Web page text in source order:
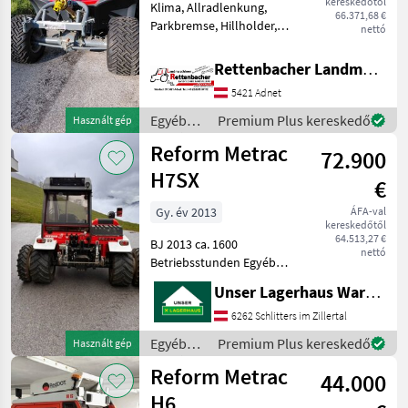
Használt gép
66.371,68 €
nettó
Klima, Allradlenkung,
Parkbremse, Hillholder,
Terraräder 31x15, 50-15
Ohne Zwillingsräder
Üzemanyag: Egyéb
mezőgazdasági erőgépek
Kéttengel
Rettenbacher Landmaschinen
5421 Adnet
Egyéb
mezőgazdasági
erőgépek
/ Aebi
Premium Plus kereskedő
Használt gép
Reform Metrac
H7SX
72.900
€
ÁFA-val
kereskedőtől
64.513,27 €
nettó
Gy. év 2013
BJ 2013 ca. 1600
Betriebsstunden Egyéb
mezőgazdasági erőgépek
Kéttengelyes kaszálógép
Unser Lagerhaus Warenhandelsges.m.b.H.
6262 Schlitters im Zillertal
Egyéb
mezőgazdasági
erőgépek
/ Reform
Premium Plus kereskedő
Reform Metrac
44.000